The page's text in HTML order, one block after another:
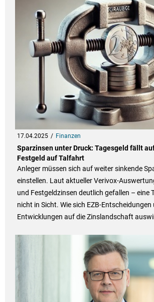
17.04.2025 Finanzen
Sparzinsen unter Druck: Tagesgeld fällt
Festgeld auf Talfahrt
Anleger müssen sich auf weiter sinkende
einstellen. Laut aktueller Verivox-
und Festgeldzinsen deutlich gefallen – eine
nicht in Sicht. Wie sich EZB-
Entwicklungen auf die Zinslandschaft